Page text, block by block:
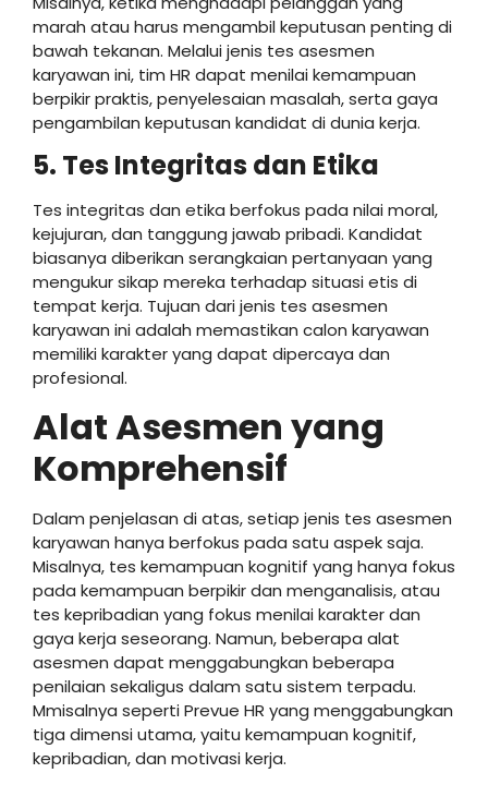
marah atau harus mengambil keputusan penting di
bawah tekanan. Melalui jenis tes asesmen
karyawan ini, tim HR dapat menilai kemampuan
berpikir praktis, penyelesaian masalah, serta gaya
pengambilan keputusan kandidat di dunia kerja.
5. Tes Integritas dan Etika
Tes integritas dan etika berfokus pada nilai moral,
kejujuran, dan tanggung jawab pribadi. Kandidat
biasanya diberikan serangkaian pertanyaan yang
mengukur sikap mereka terhadap situasi etis di
tempat kerja. Tujuan dari jenis tes asesmen
karyawan ini adalah memastikan calon karyawan
memiliki karakter yang dapat dipercaya dan
profesional.
Alat Asesmen yang
Komprehensif
Dalam penjelasan di atas, setiap jenis tes asesmen
karyawan hanya berfokus pada satu aspek saja.
Misalnya, tes kemampuan kognitif yang hanya fokus
pada kemampuan berpikir dan menganalisis, atau
tes kepribadian yang fokus menilai karakter dan
gaya kerja seseorang. Namun, beberapa alat
asesmen dapat menggabungkan beberapa
penilaian sekaligus dalam satu sistem terpadu.
Mmisalnya seperti Prevue HR yang menggabungkan
tiga dimensi utama, yaitu kemampuan kognitif,
kepribadian, dan motivasi kerja.